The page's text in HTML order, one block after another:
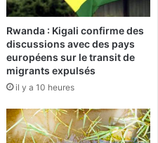
Rwanda : Kigali confirme des
discussions avec des pays
européens sur le transit de
migrants expulsés
il y a 10 heures